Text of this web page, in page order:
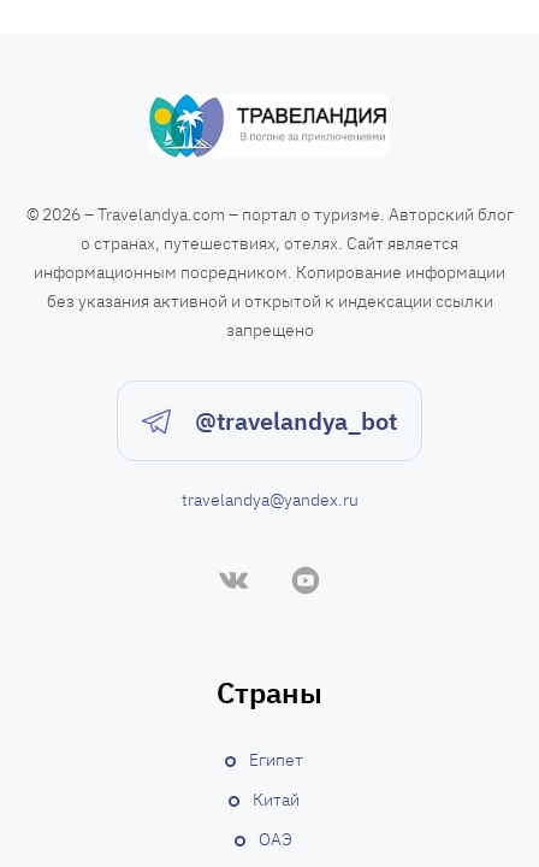
а
ц
© 2026 – Travelandya.com – портал о туризме. Авторский блог
о странах, путешествиях, отелях. Сайт является
информационным посредником. Копирование информации
без указания активной и открытой к индексации ссылки
запрещено
@travelandya_bot
travelandya@yandex.ru
Страны
Египет
Китай
ОАЭ